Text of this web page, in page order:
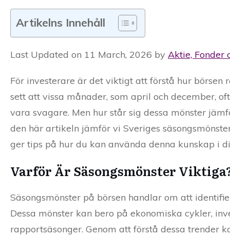
Artikelns Innehåll
Last Updated on 11 March, 2026 by Aktie, Fonder
För investerare är det viktigt att förstå hur börsen
sett att vissa månader, som april och december,
vara svagare. Men hur står sig dessa mönster
den här artikeln jämför vi Sveriges
ger tips på hur du kan använda denna kunskap i
Varför Är Säsongsmönster
Säsongsmönster på börsen handlar om att
Dessa mönster kan bero på ekonomiska cykler,
rapportsäsonger. Genom att förstå dessa trender